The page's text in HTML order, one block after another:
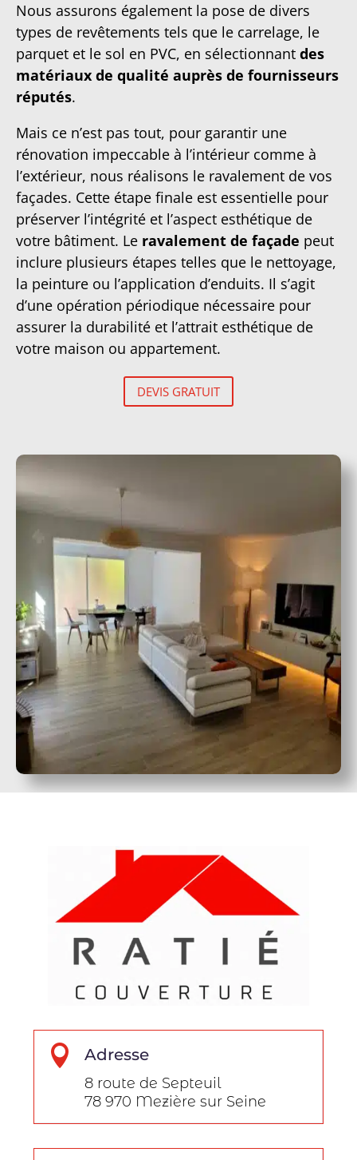
Nous assurons également la pose de divers
types de revêtements tels que le carrelage, le
parquet et le sol en PVC, en sélectionnant des
matériaux de qualité auprès de fournisseurs
réputés.
Mais ce n’est pas tout, pour garantir une
rénovation impeccable à l’intérieur comme à
l’extérieur, nous réalisons le ravalement de vos
façades. Cette étape finale est essentielle pour
préserver l’intégrité et l’aspect esthétique de
votre bâtiment. Le ravalement de façade peut
inclure plusieurs étapes telles que le nettoyage,
la peinture ou l’application d’enduits. Il s’agit
d’une opération périodique nécessaire pour
assurer la durabilité et l’attrait esthétique de
votre maison ou appartement.
DEVIS GRATUIT
 Adresse
8 route de Septeuil
78 970 Mezière sur Seine